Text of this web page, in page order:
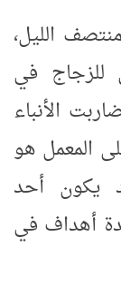
الليل،
في
الأنباء
المعمل هو
يكون أحد
أهداف في